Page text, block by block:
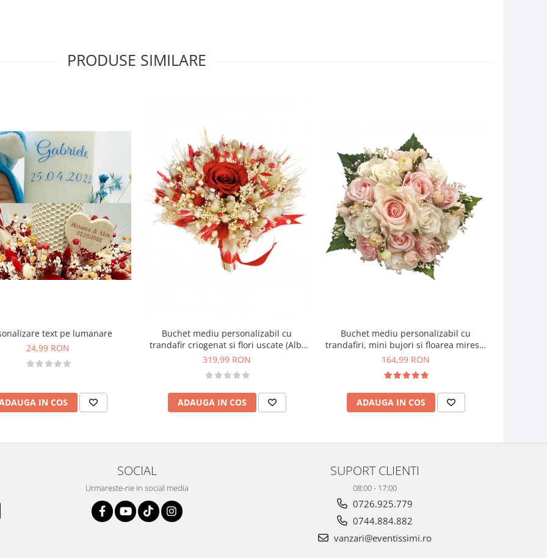
PRODUSE SIMILARE
text pe lumanare
24,99 RON
IN COS
Buchet mediu personalizabil cu
trandafir criogenat si flori uscate (Alb,
Rosu)
319,99 RON
ADAUGA IN COS
Buchet mediu personalizabil cu
trandafiri, mini bujori si floarea miresei
(Alb, Roz)
164,99 RON
ADAUGA IN COS
SOCIAL
Urmareste-ne in social media
SUPORT CLIENTI
08:00 - 17:00
0726.925.779
0744.884.882
vanzari@eventissimi.ro